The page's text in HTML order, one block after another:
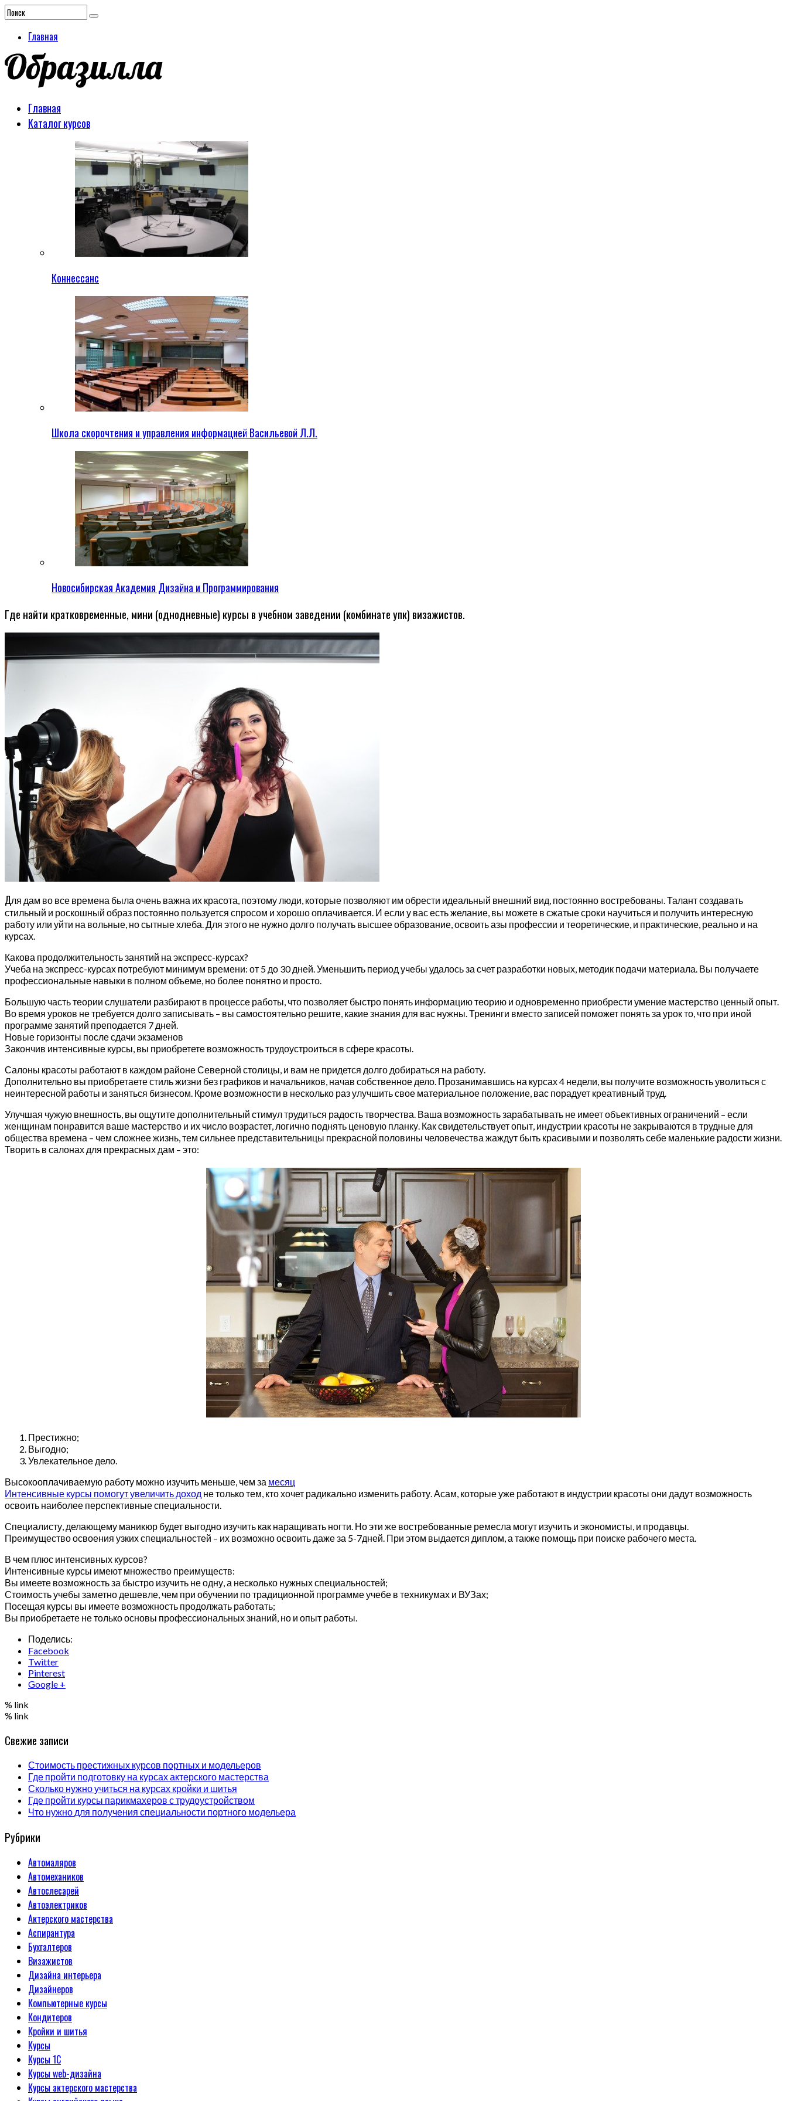
Главная
Главная
Каталог курсов
Коннессанс
Школа скорочтения и управления информацией Васильевой Л.Л.
Новосибирская Академия Дизайна и Программирования
Где найти кратковременные, мини (однодневные) курсы в учебном заведении (комбинате упк) визажистов.
Для дам во все времена была очень важна их красота, поэтому люди, которые позволяют им обрести идеальный внешний вид, постоянно востребованы. Талант создавать
стильный и роскошный образ постоянно пользуется спросом и хорошо оплачивается. И если у вас есть желание, вы можете в сжатые сроки научиться и получить интересную
работу или уйти на вольные, но сытные хлеба. Для этого не нужно долго получать высшее образование, освоить азы профессии и теоретические, и практические, реально и на
курсах.
Какова продолжительность занятий на экспресс-курсах?
Учеба на экспресс-курсах потребуют минимум времени: от 5 до 30 дней. Уменьшить период учебы удалось за счет разработки новых, методик подачи материала. Вы получаете
профессиональные навыки в полном объеме, но более понятно и просто.
Большую часть теории слушатели разбирают в процессе работы, что позволяет быстро понять информацию теорию и одновременно приобрести умение мастерство ценный опыт.
Во время уроков не требуется долго записывать – вы самостоятельно решите, какие знания для вас нужны. Тренинги вместо записей поможет понять за урок то, что при иной
программе занятий преподается 7 дней.
Новые горизонты после сдачи экзаменов
Закончив интенсивные курсы, вы приобретете возможность трудоустроиться в сфере красоты.
Салоны красоты работают в каждом районе Северной столицы, и вам не придется долго добираться на работу.
Дополнительно вы приобретаете стиль жизни без графиков и начальников, начав собственное дело. Прозанимавшись на курсах 4 недели, вы получите возможность уволиться с
неинтересной работы и заняться бизнесом. Кроме возможности в несколько раз улучшить свое материальное положение, вас порадует креативный труд.
Улучшая чужую внешность, вы ощутите дополнительный стимул трудиться радость творчества. Ваша возможность зарабатывать не имеет объективных ограничений – если
женщинам понравится ваше мастерство и их число возрастет, логично поднять ценовую планку. Как свидетельствует опыт, индустрии красоты не закрываются в трудные для
общества времена – чем сложнее жизнь, тем сильнее представительницы прекрасной половины человечества жаждут быть красивыми и позволять себе маленькие радости жизни.
Творить в салонах для прекрасных дам – это:
Престижно;
Выгодно;
Увлекательное дело.
Высокооплачиваемую работу можно изучить меньше, чем за месяц
Интенсивные курсы помогут увеличить доход не только тем, кто хочет радикально изменить работу. Асам, которые уже работают в индустрии красоты они дадут возможность
освоить наиболее перспективные специальности.
Специалисту, делающему маникюр будет выгодно изучить как наращивать ногти. Но эти же востребованные ремесла могут изучить и экономисты, и продавцы.
Преимущество освоения узких специальностей – их возможно освоить даже за 5-7дней. При этом выдается диплом, а также помощь при поиске рабочего места.
В чем плюс интенсивных курсов?
Интенсивные курсы имеют множество преимуществ:
Вы имеете возможность за быстро изучить не одну, а несколько нужных специальностей;
Стоимость учебы заметно дешевле, чем при обучении по традиционной программе учебе в техникумах и ВУЗах;
Посещая курсы вы имеете возможность продолжать работать;
Вы приобретаете не только основы профессиональных знаний, но и опыт работы.
Поделись:
Facebook
Twitter
Pinterest
Google +
% link
% link
Свежие записи
Стоимость престижных курсов портных и модельеров
Где пройти подготовку на курсах актерского мастерства
Сколько нужно учиться на курсах кройки и шитья
Где пройти курсы парикмахеров с трудоустройством
Что нужно для получения специальности портного модельера
Рубрики
Автомаляров
Автомехаников
Автослесарей
Автоэлектриков
Актерского мастерства
Аспирантура
Бухгалтеров
Визажистов
Дизайна интерьера
Дизайнеров
Компьютерные курсы
Кондитеров
Кройки и шитья
Курсы
Курсы 1С
Курсы web-дизайна
Курсы актерского мастерства